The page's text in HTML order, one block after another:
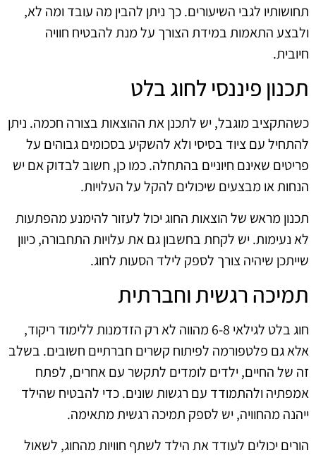
תחושותיו לגבי השיעורים. כך ניתן להבין מה עובד ומה לא,
ולבצע התאמות במידת הצורך על מנת להבטיח חוויה
חיובית.
תכנון פיננסי לחוג בלט
כשהתקציב מוגבל, יש לתכנן את ההוצאות בצורה חכמה. ניתן
להתחיל עם ציוד בסיסי ולא להשקיע בסכומים גבוהים על
פריטים שאינם חיוניים בהתחלה. כמו כן, חשוב לבדוק אם יש
הנחות או מבצעים שיכולים להקל על העלויות.
תכנון מראש של הוצאות החוג יכול לעזור להימנע מהפתעות
לא נעימות. יש לקחת בחשבון גם את עלויות התחבורה, כיוון
שייתכן שיהיה צורך לספק לילד הסעות לחוג.
תמיכה רגשית וחברתית
חוג בלט לגילאי 6-8 מהווה לא רק הזדמנות ללימוד ריקוד,
אלא גם פלטפורמה לפיתוח קשרים חברתיים חשובים. בשלב
זה של החיים, ילדים לומדים לתקשר עם אחרים, לפתח
אמפתיה ולהתמודד עם רגשות שונים. כדי להבטיח שהילד
ייהנה מהחוויה, יש לספק תמיכה רגשית מתאימה.
הורים יכולים לעודד את הילד לשתף חוויות מהחוג, לשאול